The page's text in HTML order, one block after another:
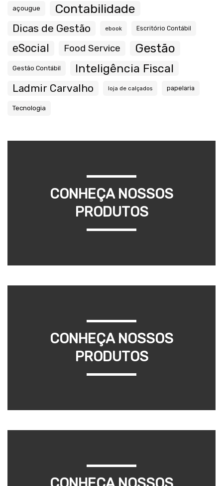
açougue Contabilidade
Dicas de Gestão ebook Escritório Contábil
eSocial Food Service Gestão
Gestão Contábil Inteligência Fiscal
Ladmir Carvalho loja de calçados papelaria
Tecnologia
CONHEÇA NOSSOS
PRODUTOS
CONHEÇA NOSSOS
PRODUTOS